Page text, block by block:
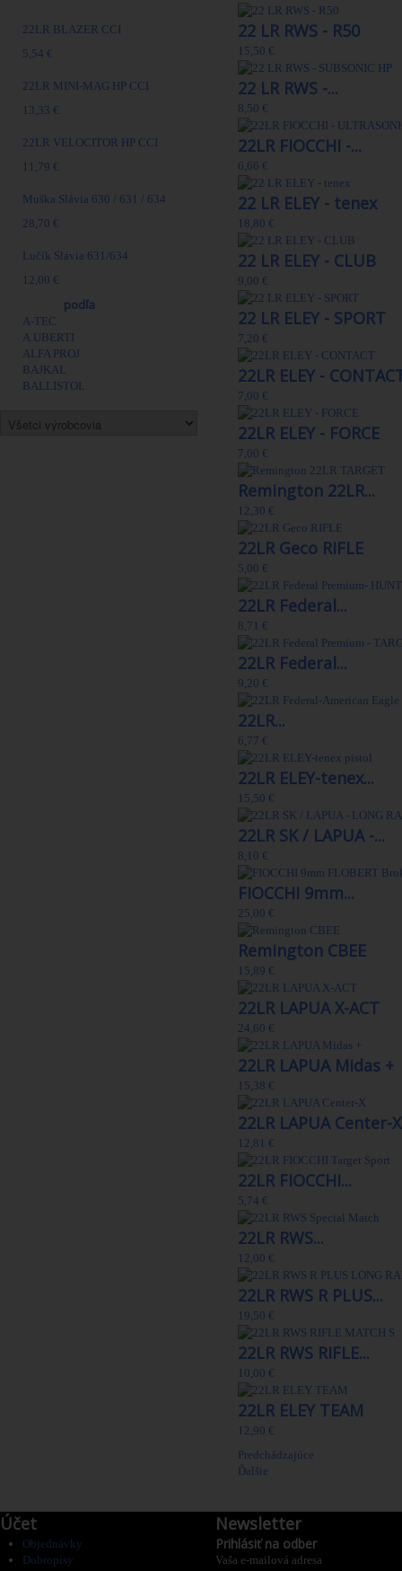
22LR BLAZER CCI
5,54 €
22LR MINI-MAG HP CCI
13,33 €
22LR VELOCITOR HP CCI
11,79 €
Muška Slávia 630 / 631 / 634
28,70 €
Lučík Slávia 631/634
12,00 €
podľa
A-TEC
A.UBERTI
ALFA PROJ
BAJKAL
BALLISTOL
22 LR RWS - R50
15,50 €
22 LR RWS -...
8,50 €
22LR FIOCCHI -...
6,66 €
22 LR ELEY - tenex
18,80 €
22 LR ELEY - CLUB
9,00 €
22 LR ELEY - SPORT
7,20 €
22LR ELEY -
7,00 €
22LR ELEY - FORCE
7,00 €
Remington 22LR...
12,30 €
22LR Geco RIFLE
5,00 €
22LR Federal...
8,71 €
22LR Federal...
9,20 €
22LR...
6,77 €
22LR ELEY-tenex...
15,50 €
22LR SK / LAPUA -...
8,10 €
FIOCCHI 9mm...
25,00 €
Remington CBEE
15,89 €
22LR LAPUA X-ACT
24,60 €
22LR LAPUA Midas +
15,38 €
22LR LAPUA Center-X
12,81 €
22LR FIOCCHI...
5,74 €
22LR RWS...
12,00 €
22LR RWS R PLUS...
19,50 €
22LR RWS RIFLE...
10,00 €
22LR ELEY TEAM
12,90 €
Predchádzajúce
Ďalšie
Účet
Objednávky
Dobropisy
Newsletter
Prihlásiť na odber
Vaša e-mailová adresa